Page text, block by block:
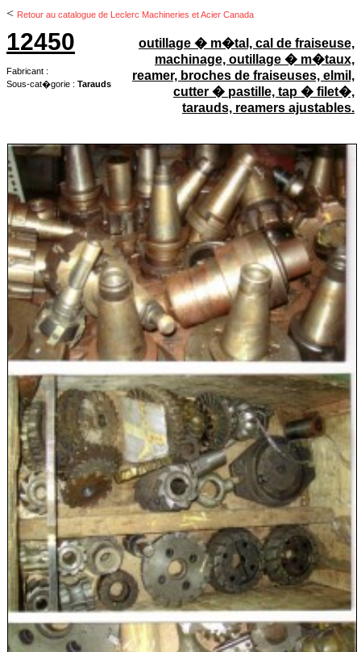
< Retour au catalogue de Leclerc Machineries et Acier Canada
12450
Fabricant :
Sous-cat�gorie : Tarauds
outillage � m�tal, cal de fraiseuse,
machinage, outillage � m�taux,
reamer, broches de fraiseuses, elmil,
cutter � pastille, tap � filet�,
tarauds, reamers ajustables.